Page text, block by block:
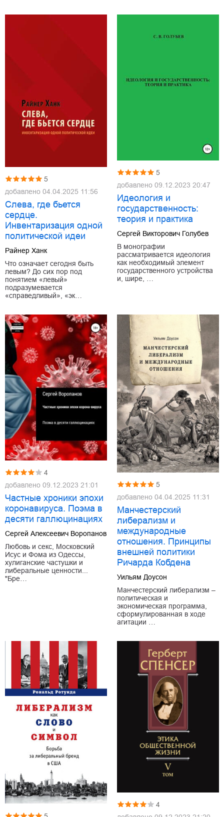
5
добавлено 04.04.2025 11:56
Слева, где бьется
сердце.
Инвентаризация одной
политической идеи
Райнер Ханк
Что означает сегодня быть
левым? До сих пор под
понятием «левый»
подразумевается
«справедливый», «эк…
5
добавлено 09.12.2023 20:47
Идеология и
государственность:
теория и практика
Сергей Викторович Голубев
В монографии
рассматривается идеология
как необходимый элемент
государственного устройства
и, шире, …
4
добавлено 09.12.2023 21:01
Частные хроники эпохи
коронавируса. Поэма в
десяти галлюцинациях
Сергей Алексеевич Воропанов
Любовь и секс, Московский
Исус и Фома из Одессы,
хулиганские частушки и
либеральные ценности...
"Бре…
5
добавлено 04.04.2025 11:31
Манчестерский
либерализм и
международные
отношения. Принципы
внешней политики
Ричарда Кобдена
Уильям Доусон
Манчестерский либерализм –
политическая и
экономическая программа,
сформулированная в ходе
агитации …
4